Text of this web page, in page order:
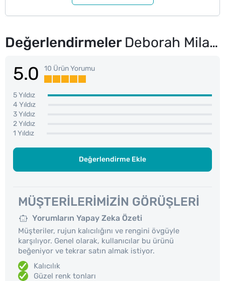
Değerlendirmeler Deborah Milano Absolute Lasting Likit Ruj No: 17
5.0 10 Ürün Yorumu
5 Yıldız
4 Yıldız
3 Yıldız
2 Yıldız
1 Yıldız
Değerlendirme Ekle
MÜŞTERILERIMIZIN GÖRÜŞLERI
Yorumların Yapay Zeka Özeti
Müşteriler, rujun kalıcılığını ve rengini övgüyle
karşılıyor. Genel olarak, kullanıcılar bu ürünü
beğeniyor ve tekrar satın almak istiyor.
Kalıcılık
Güzel renk tonları